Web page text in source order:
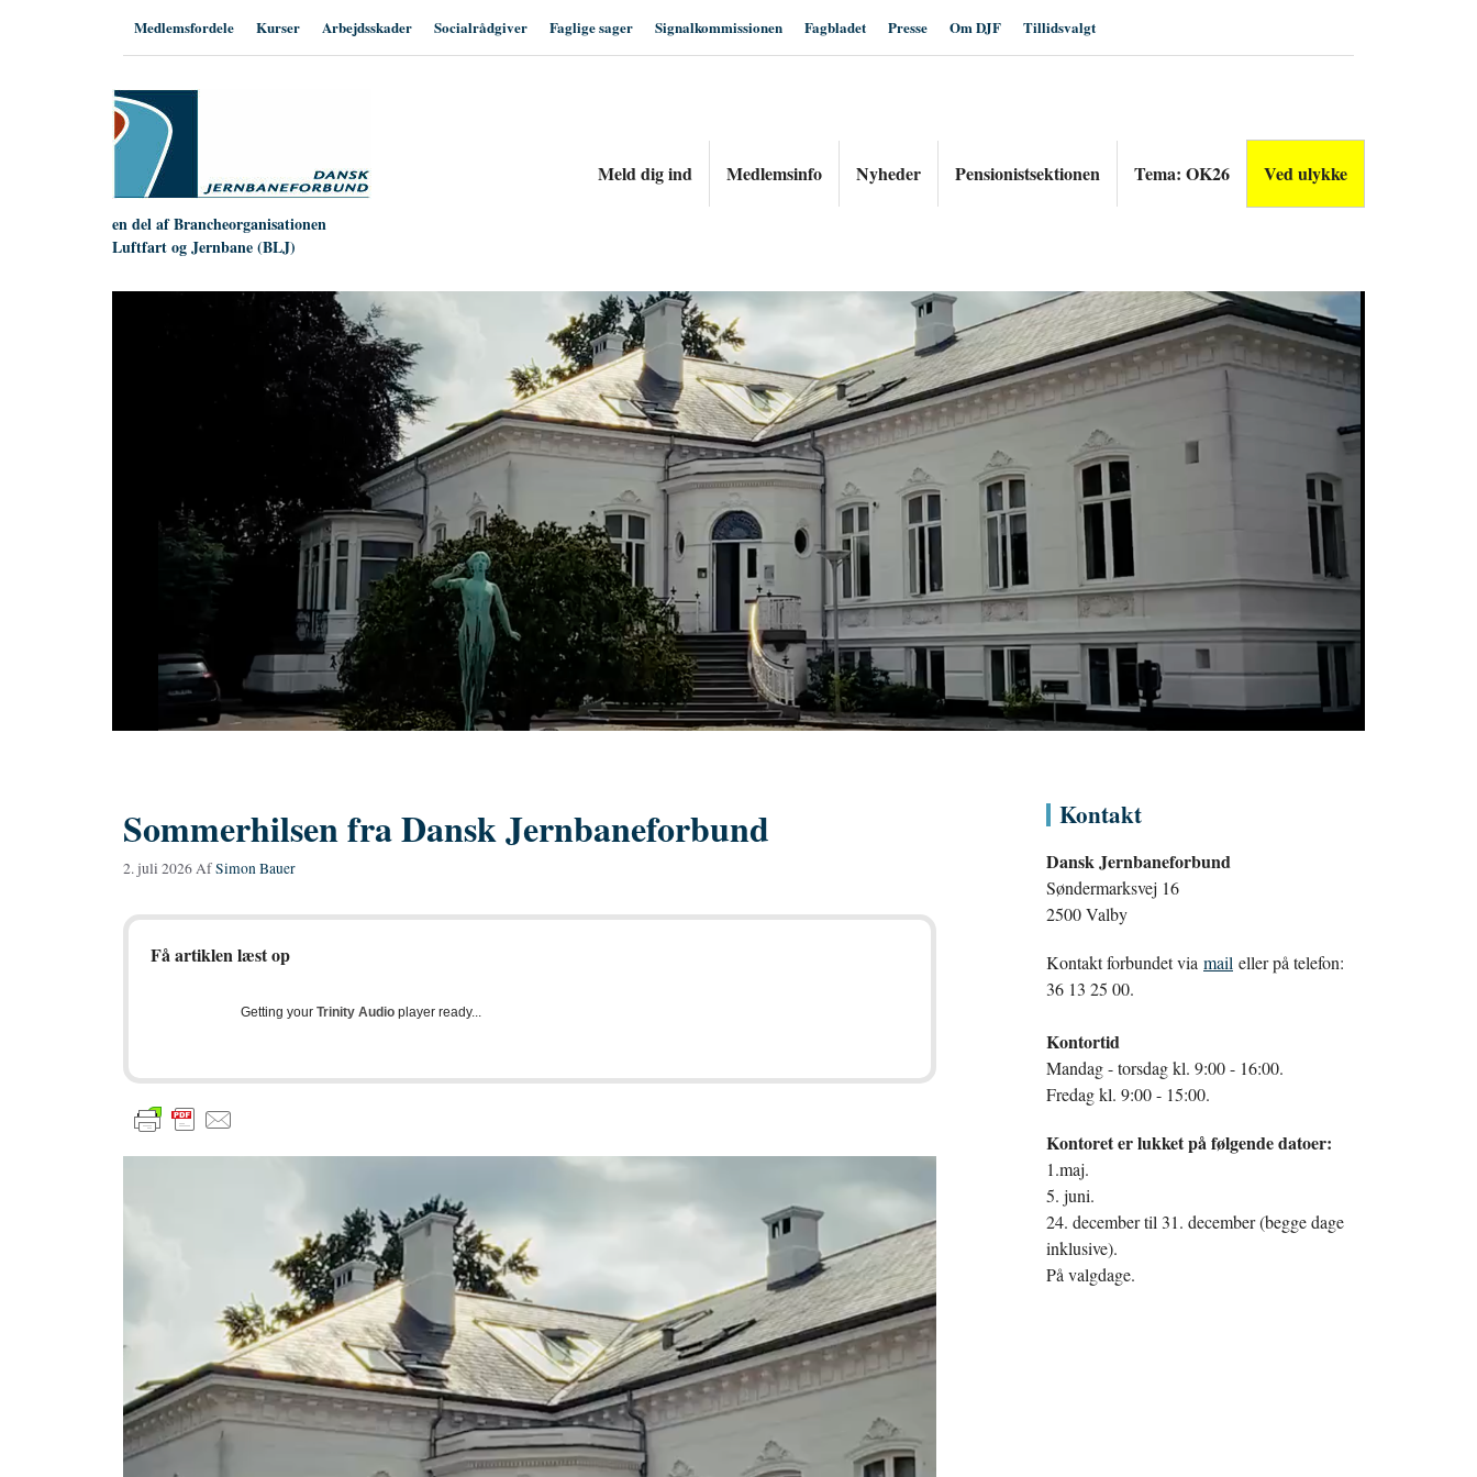
Medlemsfordele Kurser Arbejdsskader Socialrådgiver Faglige sager Signalkommissionen Fagbladet Presse Om DJF Tillidsvalgt
en del af Brancheorganisationen
Luftfart og Jernbane (BLJ)
Meld dig ind Medlemsinfo Nyheder Pensionistsektionen Tema: OK26 Ved ulykke
Sommerhilsen fra Dansk Jernbaneforbund
2. juli 2026AfSimon Bauer
Få artiklen læst op
Getting your Trinity Audio player ready...
Kontakt
Dansk Jernbaneforbund
Søndermarksvej 16
2500 Valby
Kontakt forbundet via mail eller på telefon:
36 13 25 00.
Kontortid
Mandag - torsdag kl. 9:00 - 16:00.
Fredag kl. 9:00 - 15:00.
Kontoret er lukket på følgende datoer:
1.maj.
5. juni.
24. december til 31. december (begge dage
inklusive).
På valgdage.